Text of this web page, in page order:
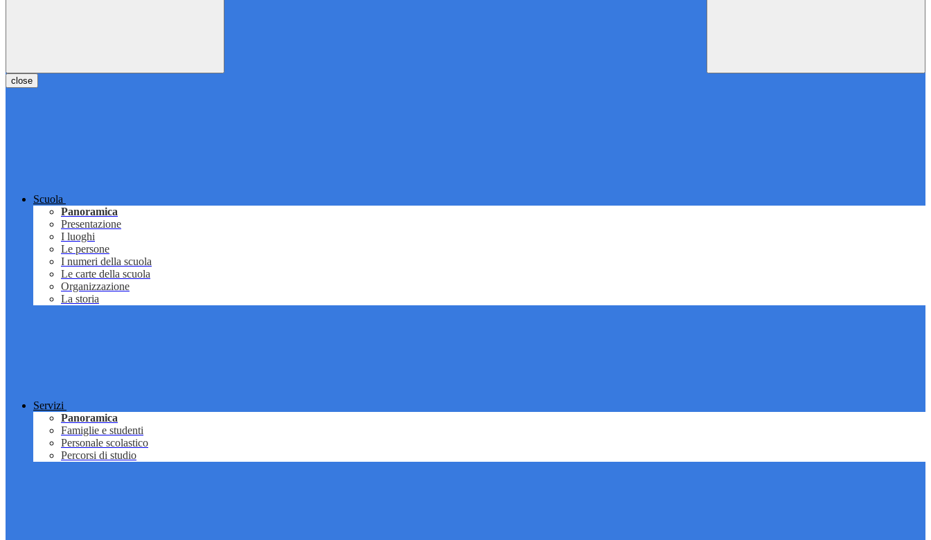
close
Scuola
Panoramica
Presentazione
I luoghi
Le persone
I numeri della scuola
Le carte della scuola
Organizzazione
La storia
Servizi
Panoramica
Famiglie e studenti
Personale scolastico
Percorsi di studio